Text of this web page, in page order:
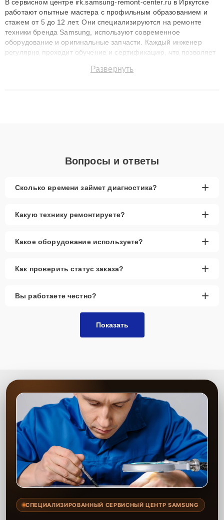
В сервисном центре irk.samsung-remont-center.ru в Иркутске
работают опытные мастера с профильным образованием и
стажем от 5 до 12 лет. Они специализируются на ремонте
техники бренда Samsung, используют современное
оборудование и оригинальные запчасти. Каждый инженер
регулярно проходит обучение и сертификацию, что позволяет
технику с сохранением гарантии до 3 лет. Наши мастера
Развернуть
Вопросы и ответы
Сколько времени займет диагностика? +
Какую технику ремонтируете? +
Какое оборудование используете? +
Как проверить статус заказа? +
Вы работаете честно? +
Показать
СПЕЦИАЛИЗИРОВАННЫЙ СЕРВИСНЫЙ ЦЕНТР SAMSUNG